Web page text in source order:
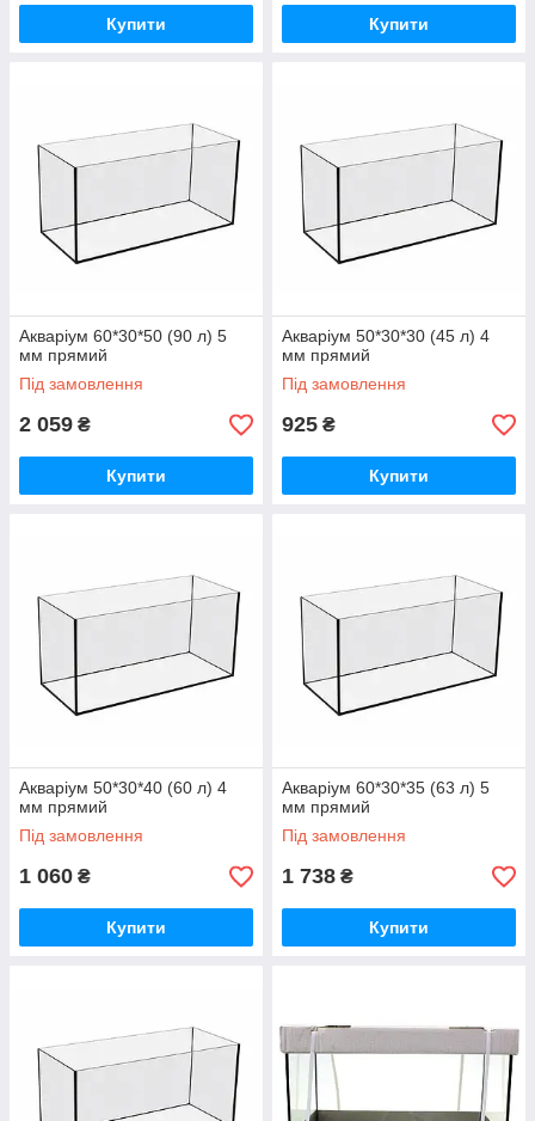
Купити Купити
Акваріум 60*30*50 (90 л) 5
мм прямий
Під замовлення
2 059 ₴
Купити
Акваріум 50*30*30 (45 л) 4
мм прямий
Під замовлення
925 ₴
Купити
Акваріум 50*30*40 (60 л) 4
мм прямий
Під замовлення
1 060 ₴
Купити
Акваріум 60*30*35 (63 л) 5
мм прямий
Під замовлення
1 738 ₴
Купити